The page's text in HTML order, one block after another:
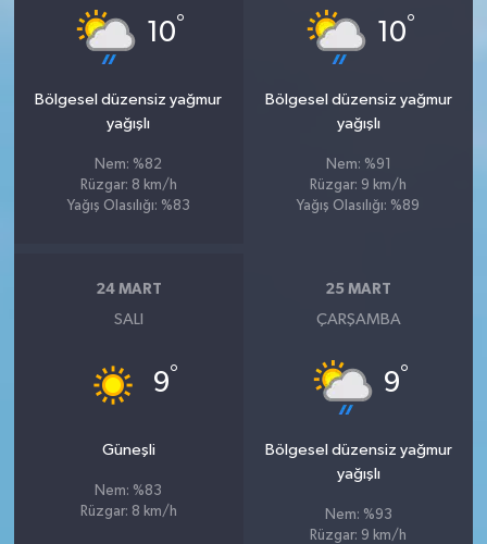
10°
Bölgesel düzensiz yağmur
yağışlı
Nem: %82
Rüzgar: 8 km/h
Yağış Olasılığı: %83
10°
Bölgesel düzensiz yağmur
yağışlı
Nem: %91
Rüzgar: 9 km/h
Yağış Olasılığı: %89
24 MART
SALI
9°
Güneşli
Nem: %83
Rüzgar: 8 km/h
25 MART
ÇARŞAMBA
9°
Bölgesel düzensiz yağmur
yağışlı
Nem: %93
Rüzgar: 9 km/h